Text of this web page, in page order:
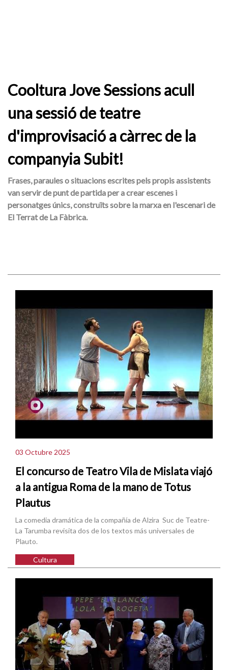
Cooltura Jove Sessions acull
una sessió de teatre
d'improvisació a càrrec de la
companyia Subit!
Frases, paraules o situacions escrites pels propis assistents
van servir de punt de partida per a crear escenes i
personatges únics, construïts sobre la marxa en l'escenari de
El Terrat de La Fàbrica.
03 Octubre 2025
El concurso de Teatro Vila de Mislata viajó
a la antigua Roma de la mano de Totus
Plautus
La comedia dramática de la compañía de Alzira Suc de Teatre-
La Tarumba revisita dos de los textos más universales de
Plauto.
Cultura